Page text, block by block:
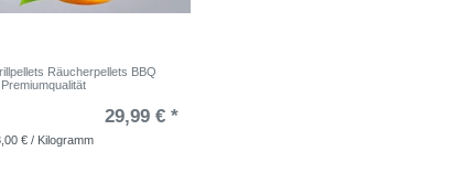
Räucherpellets BBQ
29,99 € *
€ / Kilogramm